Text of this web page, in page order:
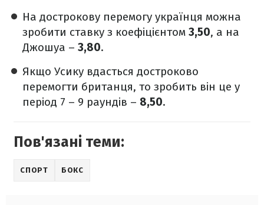
На дострокову перемогу українця можна
зробити ставку з коефіцієнтом 3,50, а на
Джошуа – 3,80.
Якщо Усику вдасться достроково
перемогти британця, то зробить він це у
період 7 – 9 раундів – 8,50.
Пов'язані теми:
СПОРТ БОКС